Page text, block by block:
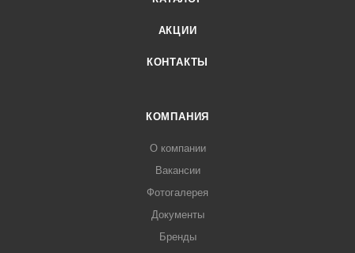
АКЦИИ
КОНТАКТЫ
КОМПАНИЯ
О компании
Вакансии
Фотогалерея
Документы
Бренды